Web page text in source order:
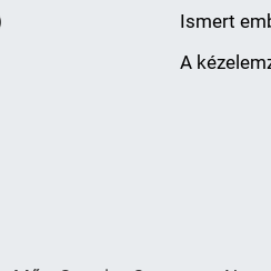
Ismert
A